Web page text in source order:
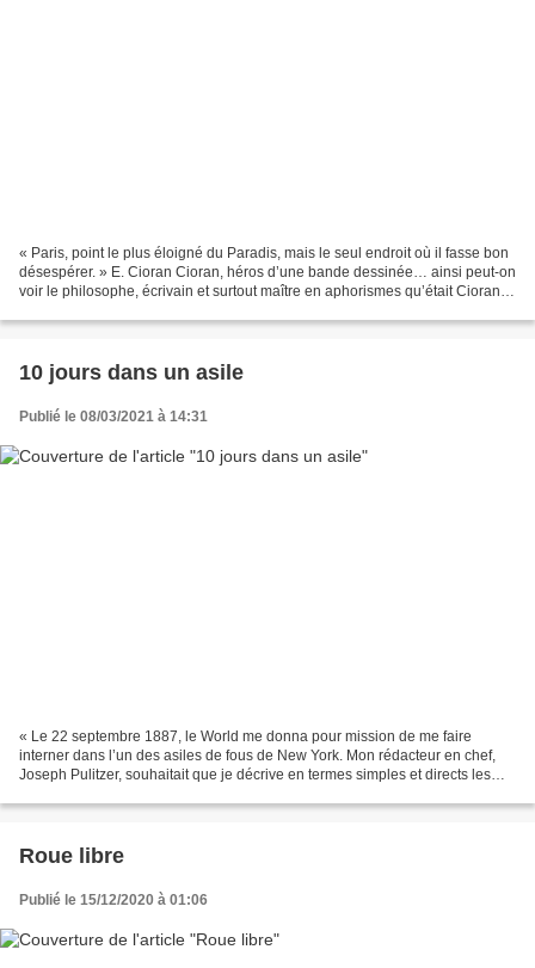
« Paris, point le plus éloigné du Paradis, mais le seul endroit où il fasse bon
désespérer. » E. Cioran Cioran, héros d’une bande dessinée… ainsi peut-on
voir le philosophe, écrivain et surtout maître en aphorismes qu’était Cioran,
10 jours dans un asile
Publié le 08/03/2021 à 14:31
« Le 22 septembre 1887, le World me donna pour mission de me faire
interner dans l’un des asiles de fous de New York. Mon rédacteur en chef,
Joseph Pulitzer, souhaitait que je décrive en termes simples et directs les
Roue libre
Publié le 15/12/2020 à 01:06